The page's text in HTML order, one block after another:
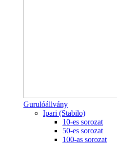
Gurulóállvány
Ipari (Stabilo)
10-es sorozat
50-es sorozat
100-as sorozat